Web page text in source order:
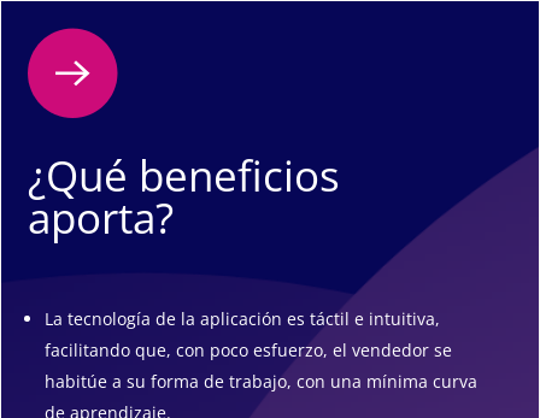
¿Qué beneficios
aporta?
La tecnología de la aplicación es táctil e intuitiva,
facilitando que, con poco esfuerzo, el vendedor se
habitúe a su forma de trabajo, con una mínima curva
de aprendizaje.